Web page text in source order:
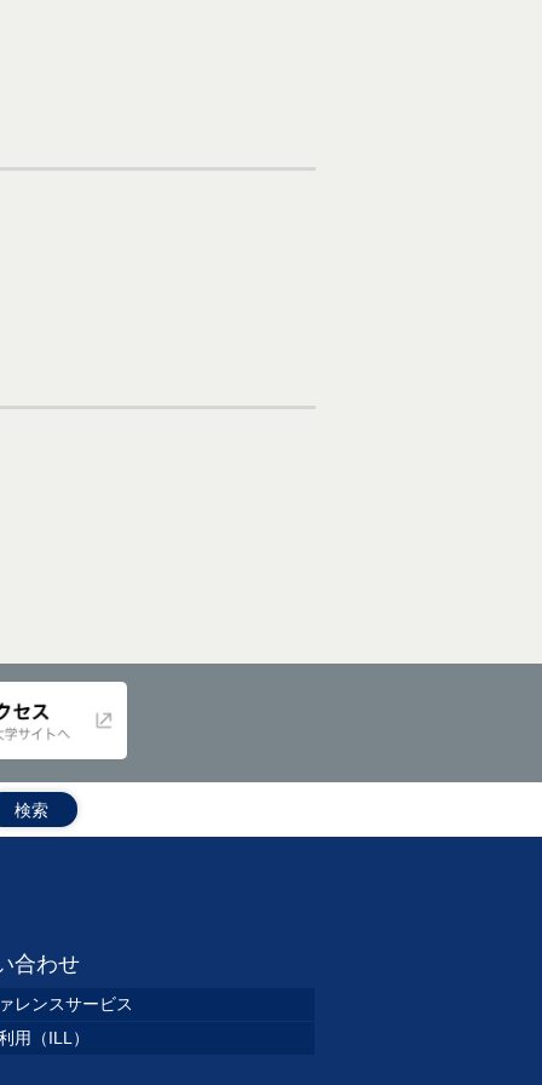
合わせ
レンスサービス
用（ILL）